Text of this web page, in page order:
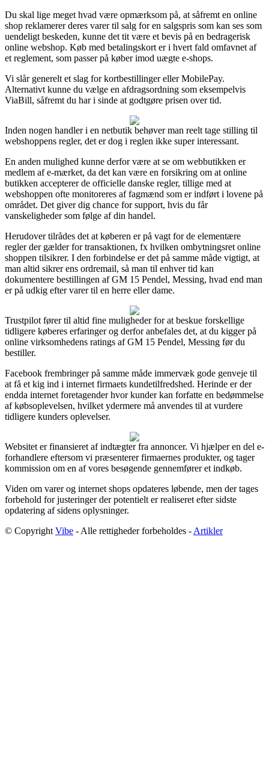
Du skal lige meget hvad være opmærksom på, at såfremt en online
shop reklamerer deres varer til salg for en salgspris som kan ses som
uendeligt beskeden, kunne det tit være et bevis på en bedragerisk
online webshop. Køb med betalingskort er i hvert fald omfavnet af
et reglement, som passer på køber imod uægte e-shops.
Vi slår generelt et slag for kortbestillinger eller MobilePay.
Alternativt kunne du vælge en afdragsordning som eksempelvis
ViaBill, såfremt du har i sinde at godtgøre prisen over tid.
Inden nogen handler i en netbutik behøver man reelt tage stilling til
webshoppens regler, det er dog i reglen ikke super interessant.
En anden mulighed kunne derfor være at se om webbutikken er
medlem af e-mærket, da det kan være en forsikring om at online
butikken accepterer de officielle danske regler, tillige med at
webshoppen ofte monitoreres af fagmænd som er indført i lovene på
området. Det giver dig chance for support, hvis du får
vanskeligheder som følge af din handel.
Herudover tilrådes det at køberen er på vagt for de elementære
regler der gælder for transaktionen, fx hvilken ombytningsret online
shoppen tilsikrer. I den forbindelse er det på samme måde vigtigt, at
man altid sikrer ens ordremail, så man til enhver tid kan
dokumentere bestillingen af GM 15 Pendel, Messing, hvad end man
er på udkig efter varer til en herre eller dame.
Trustpilot fører til altid fine muligheder for at beskue forskellige
tidligere køberes erfaringer og derfor anbefales det, at du kigger på
online virksomhedens ratings af GM 15 Pendel, Messing før du
bestiller.
Facebook frembringer på samme måde immervæk gode genveje til
at få et kig ind i internet firmaets kundetilfredshed. Herinde er der
endda internet foretagender hvor kunder kan forfatte en bedømmelse
af købsoplevelsen, hvilket ydermere må anvendes til at vurdere
tidligere kunders oplevelser.
Websitet er finansieret af indtægter fra annoncer. Vi hjælper en del e-
forhandlere eftersom vi præsenterer firmaernes produkter, og tager
kommission om en af vores besøgende gennemfører et indkøb.
Viden om varer og internet shops opdateres løbende, men der tages
forbehold for justeringer der potentielt er realiseret efter sidste
opdatering af sidens oplysninger.
© Copyright Vibe - Alle rettigheder forbeholdes - Artikler